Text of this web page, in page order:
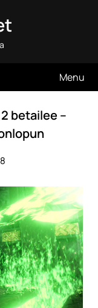
Menu
betailee –